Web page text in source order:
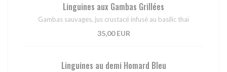
Linguines aux Gambas Grillées
Gambas sauvages, jus crustacé infusé au basilic thaï
35,00 EUR
Linguines au demi Homard Bleu